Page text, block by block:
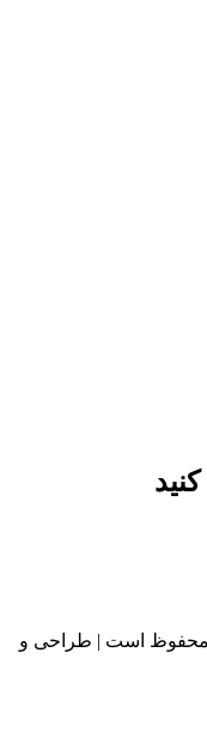
محفوظ است | طراحی و